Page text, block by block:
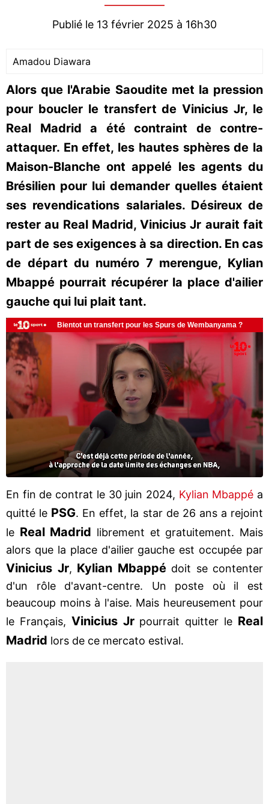
Publié le 13 février 2025 à 16h30
Amadou Diawara
Alors que l'Arabie Saoudite met la pression
pour boucler le transfert de Vinicius Jr, le
Real Madrid a été contraint de contre-
attaquer. En effet, les hautes sphères de la
Maison-Blanche ont appelé les agents du
Brésilien pour lui demander quelles étaient
ses revendications salariales. Désireux de
rester au Real Madrid, Vinicius Jr aurait fait
part de ses exigences à sa direction. En cas
de départ du numéro 7 merengue, Kylian
Mbappé pourrait récupérer la place d'ailier
gauche qui lui plait tant.
En fin de contrat le 30 juin 2024, Kylian Mbappé a
quitté le PSG. En effet, la star de 26 ans a rejoint
le Real Madrid librement et gratuitement. Mais
alors que la place d'ailier gauche est occupée par
Vinicius Jr, Kylian Mbappé doit se contenter
d'un rôle d'avant-centre. Un poste où il est
beaucoup moins à l'aise. Mais heureusement pour
le Français, Vinicius Jrpourrait quitter le Real
Madrid lors de ce mercato estival.